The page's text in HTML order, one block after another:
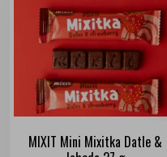
MIXIT Mini Mixitka Datle &